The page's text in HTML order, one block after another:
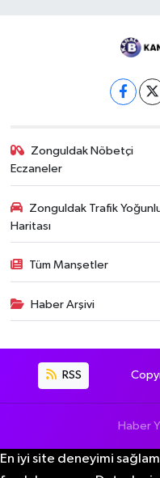
Zonguldak Nöbetçi
Eczaneler
Zonguldak Trafik
Haritası
Tüm Manşetler
Haber Arşivi
RSS
Haber
En iyi site deneyimi